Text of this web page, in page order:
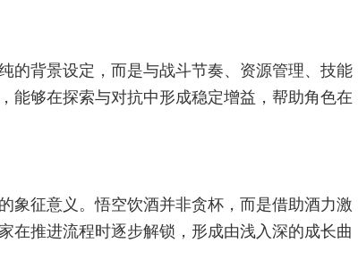
的背景设定，而是与战斗节奏、资源管理、技能
能够在探索与对抗中形成稳定增益，帮助角色在
象征意义。悟空饮酒并非贪杯，而是借助酒力激
在推进流程时逐步解锁，形成由浅入深的成长曲